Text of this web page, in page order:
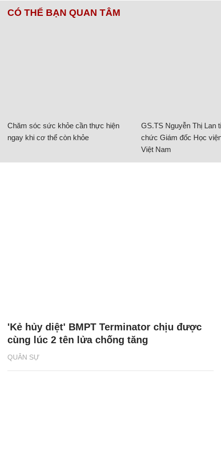
CÓ THỂ BẠN QUAN TÂM
Chăm sóc sức khỏe cần thực hiện
ngay khi cơ thể còn khỏe
GS.TS Nguyễn Thị Lan
chức Giám đốc Học
Việt Nam
QUÂN SỰ
'Kẻ hủy diệt' BMPT Terminator chịu được
cùng lúc 2 tên lửa chống tăng